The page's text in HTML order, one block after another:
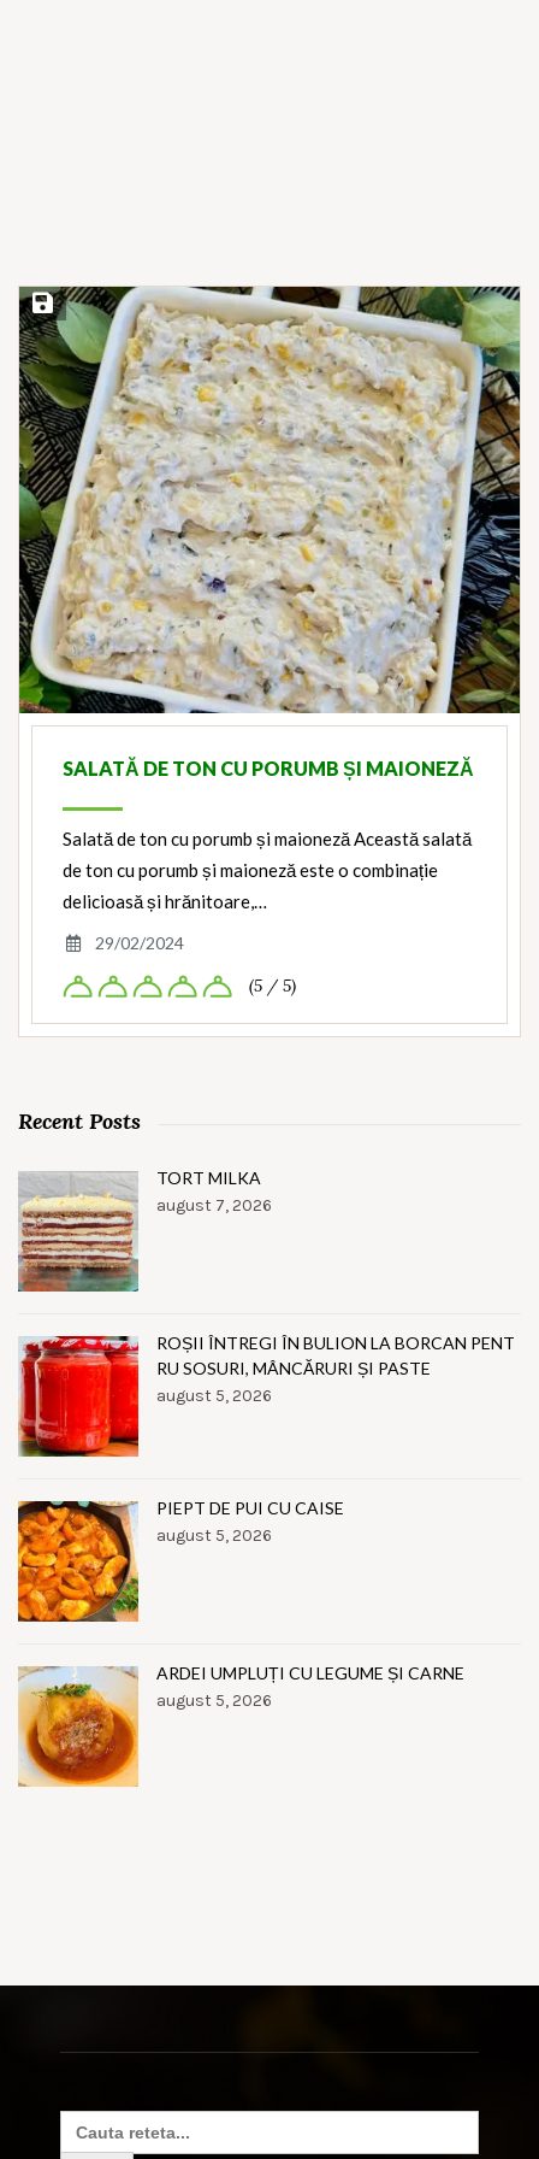
Save Recipe
SALATĂ DE TON CU PORUMB ȘI MAIONEZĂ
Salată de ton cu porumb și maioneză Această salată
de ton cu porumb și maioneză este o combinație
delicioasă și hrănitoare,…
29/02/2024
(5 / 5)
Recent Posts
TORT MILKA
august 7, 2026
ROȘII ÎNTREGI ÎN BULION LA BORCAN PENT
RU SOSURI, MÂNCĂRURI ȘI PASTE
august 5, 2026
PIEPT DE PUI CU CAISE
august 5, 2026
ARDEI UMPLUȚI CU LEGUME ȘI CARNE
august 5, 2026
Search
for: